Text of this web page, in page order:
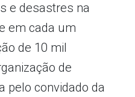
e desastres na
em cada um
de 10 mil
de
pelo convidado da